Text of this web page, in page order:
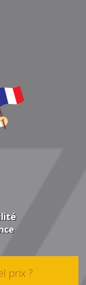
prix ?